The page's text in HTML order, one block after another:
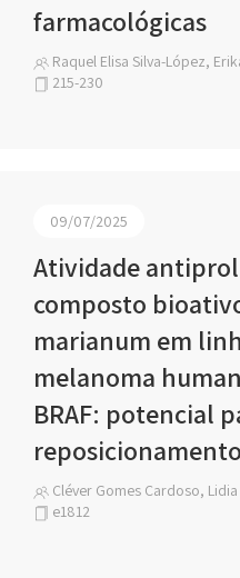
farmacológicas
Raquel Elisa Silva-López,
215-230
09/07/2025
Atividade
composto
marianum em
melanoma
BRAF: potencial
Cléver Gomes Cardoso,
e1812